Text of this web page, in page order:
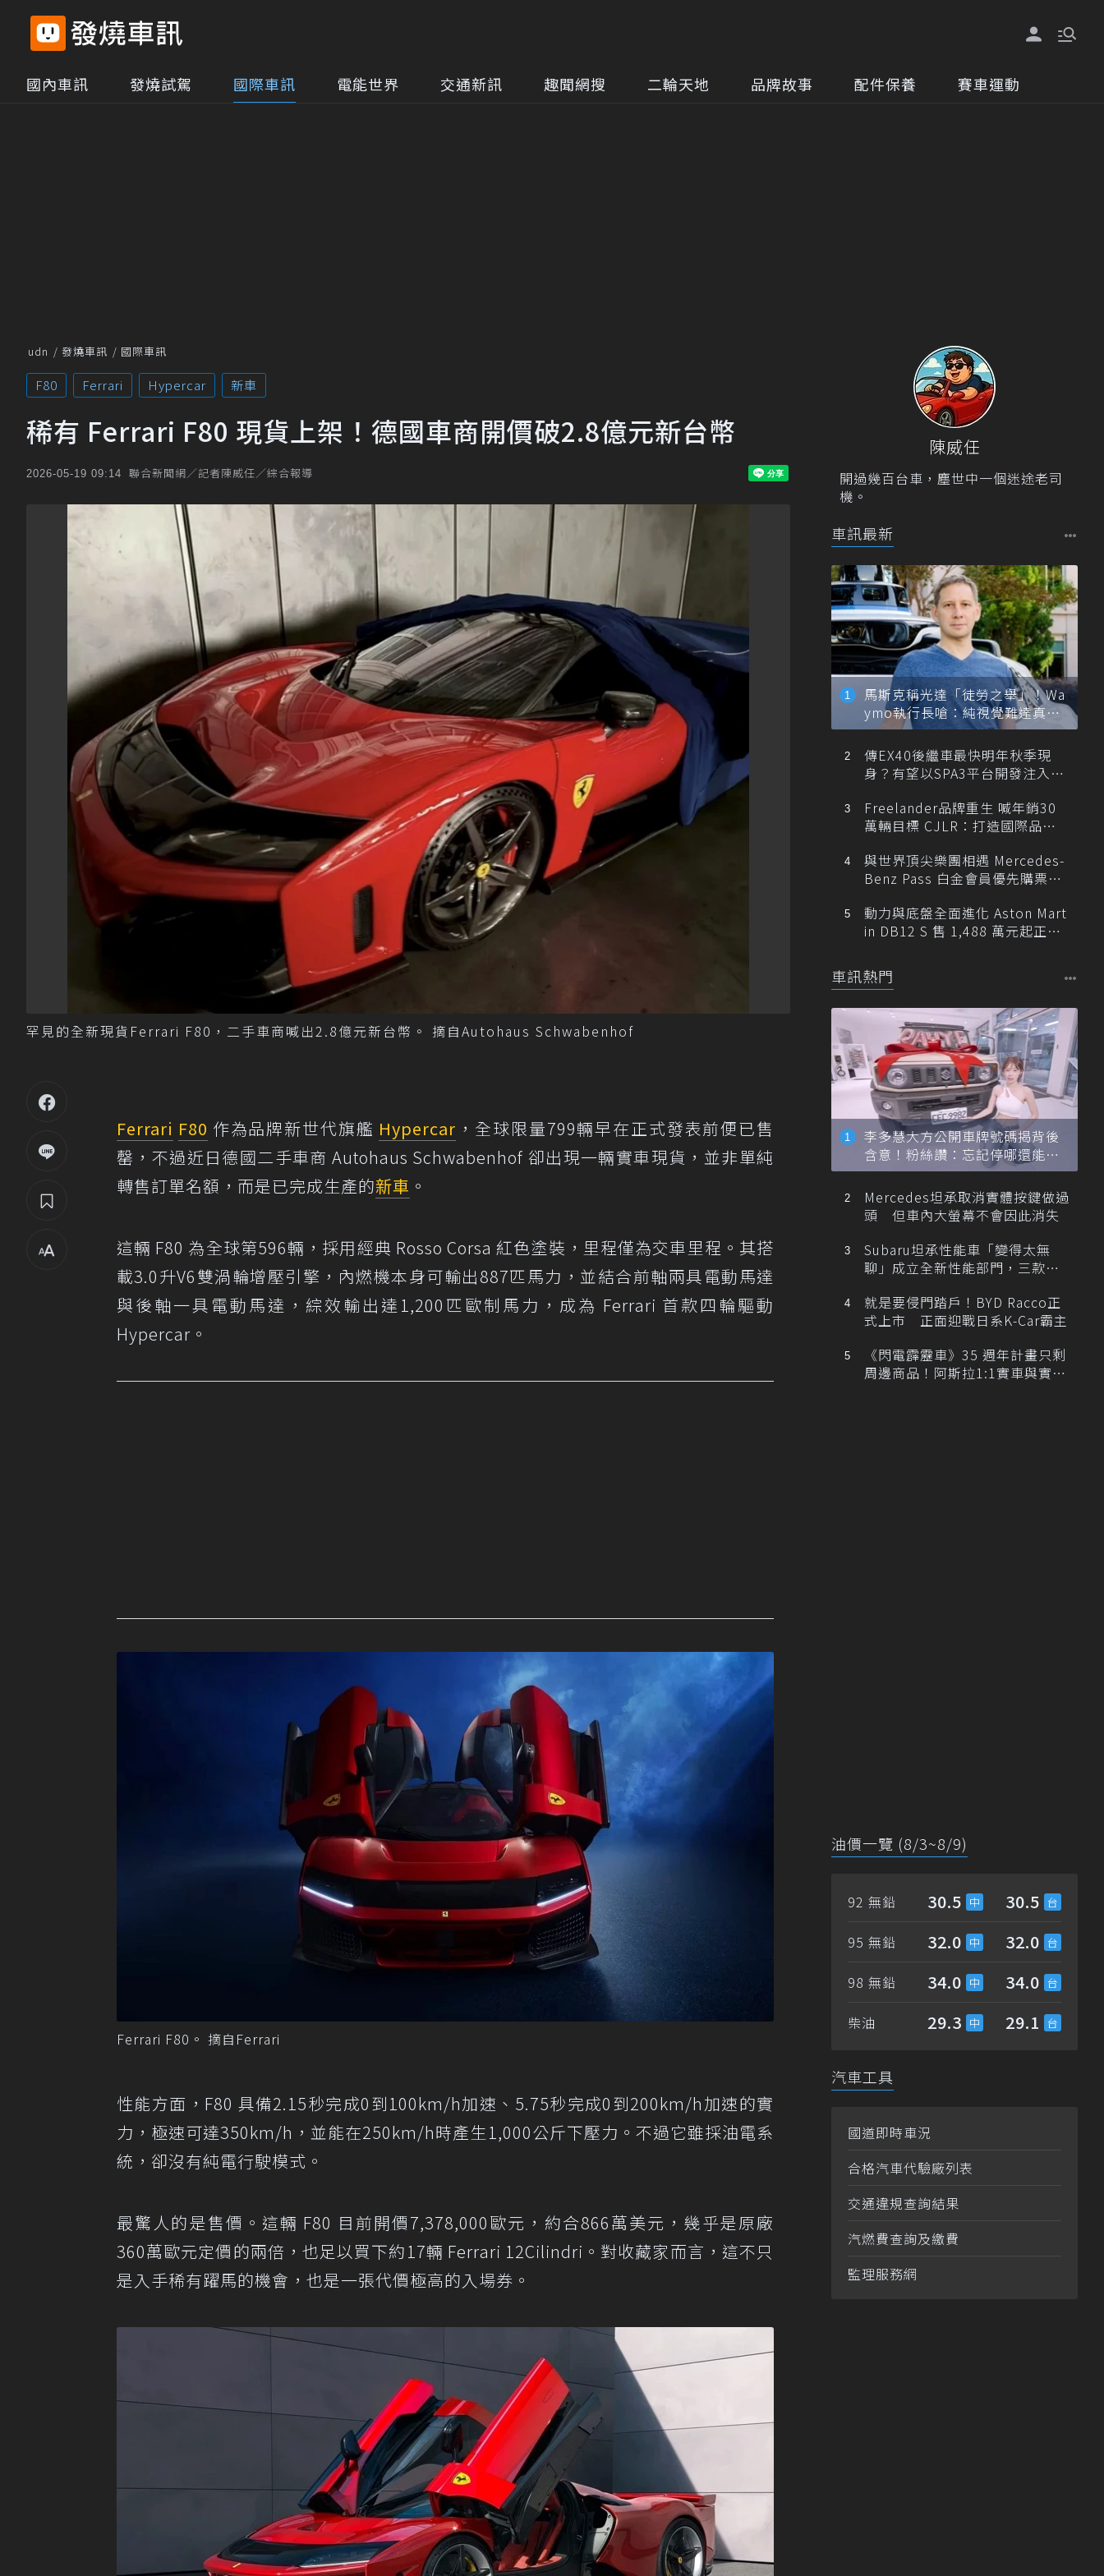
國內車訊 發燒試駕 國際車訊 電能世界 交通新訊 趣聞網搜 二輪天地 品牌故事 配件保養 賽車運動
udn 發燒車訊 國際車訊
F80 Ferrari Hypercar 新車
稀有 Ferrari F80 現貨上架！德國車商開價破2.8億元新台幣
2026-05-19 09:14 聯合新聞網／記者陳威任／綜合報導
罕見的全新現貨Ferrari F80，二手車商喊出2.8億元新台幣。 摘自Autohaus Schwabenhof
Ferrari F80 作為品牌新世代旗艦 Hypercar ，全球限量799輛早在正式發表前便已售
罄，不過近日德國二手車商 Autohaus Schwabenhof 卻出現一輛實車現貨，並非單純
轉售訂單名額，而是已完成生產的新車 。
這輛 F80 為全球第596輛，採用經典 Rosso Corsa 紅色塗裝，里程僅為交車里程。其搭
載3.0升V6雙渦輪增壓引擎，內燃機本身可輸出887匹馬力，並結合前軸兩具電動馬達
與後軸一具電動馬達，綜效輸出達1,200匹歐制馬力，成為 Ferrari 首款四輪驅動
Hypercar。
Ferrari F80。 摘自Ferrari
性能方面，F80 具備2.15秒完成0到100km/h加速、5.75秒完成0到200km/h加速的實
力，極速可達350km/h，並能在250km/h時產生1,000公斤下壓力。不過它雖採油電系
統，卻沒有純電行駛模式。
最驚人的是售價。這輛 F80 目前開價7,378,000歐元，約合866萬美元，幾乎是原廠
360萬歐元定價的兩倍，也足以買下約17輛 Ferrari 12Cilindri。對收藏家而言，這不只
是入手稀有躍馬的機會，也是一張代價極高的入場券。
陳威任
開過幾百台車，塵世中一個迷途老司
機。
車訊最新
馬斯克稱光達「徒勞之舉」！Wa
ymo執行長嗆：純視覺難達真正
自動駕駛
傳EX40後繼車最快明年秋季現
身？有望以SPA3平台開發注入80
Freelander品牌重生 喊年銷30
萬輛目標 CJLR：打造國際品牌
與世界頂尖樂團相遇 Mercedes-
Benz Pass 白金會員優先購票維
動力與底盤全面進化 Aston Mart
in DB12 S 售 1,488 萬元起正式
車訊熱門
李多慧大方公開車牌號碼揭背後
含意！粉絲讚：忘記停哪還能幫
忙找車
Mercedes坦承取消實體按鍵做過
頭 但車內大螢幕不會因此消失
Subaru坦承性能車「變得太無
聊」成立全新性能部門，三款手
就是要侵門踏戶！BYD Racco正
式上市 正面迎戰日系K-Car霸主
《閃電霹靂車》35 週年計畫只剩
周邊商品！阿斯拉1:1實車與實體
油價一覽 (8/3~8/9)
92 無鉛 30.5 30.5
95 無鉛 32.0 32.0
98 無鉛 34.0 34.0
柴油 29.3 29.1
汽車工具
國道即時車況
合格汽車代驗廠列表
交通違規查詢結果
汽燃費查詢及繳費
監理服務網